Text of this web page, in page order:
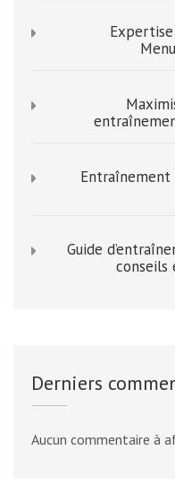
Guide
conseils
Derniers
Aucun commentaire à